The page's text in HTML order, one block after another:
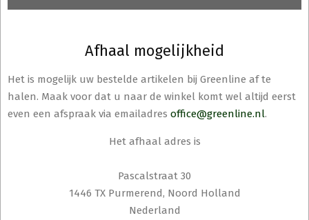
Afhaal mogelijkheid
Het is mogelijk uw bestelde artikelen bij Greenline af te
halen. Maak voor dat u naar de winkel komt wel altijd eerst
even een afspraak via emailadres office@greenline.nl.
Het afhaal adres is
Pascalstraat 30
1446 TX Purmerend, Noord Holland
Nederland